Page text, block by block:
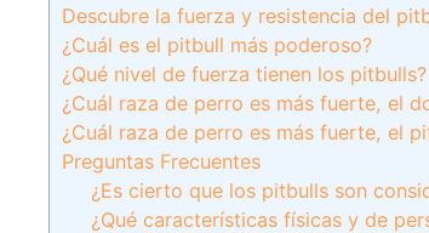
Descubre la fuerza y resistencia del
¿Cuál es el pitbull más poderoso?
¿Qué nivel de fuerza tienen los pitbulls?
¿Cuál raza de perro es más fuerte, el
¿Cuál raza de perro es más fuerte, el
Preguntas Frecuentes
¿Es cierto que los pitbulls son
¿Qué características físicas y de